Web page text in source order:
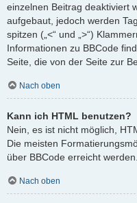
einzelnen Beitrag deaktiviert
aufgebaut, jedoch werden
spitzen („<“ und „>“)
Informationen zu BBCode
Seite, die von der Seite zur
Nach oben
Kann ich HTML benutzen?
Nein, es ist nicht möglich,
Die meisten
über BBCode erreicht werden.
Nach oben